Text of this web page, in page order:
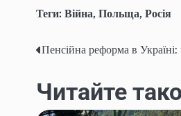
Теги: Війна, Польща, Росія
Навігація
записів
Пенсійна реформа в
Читайте